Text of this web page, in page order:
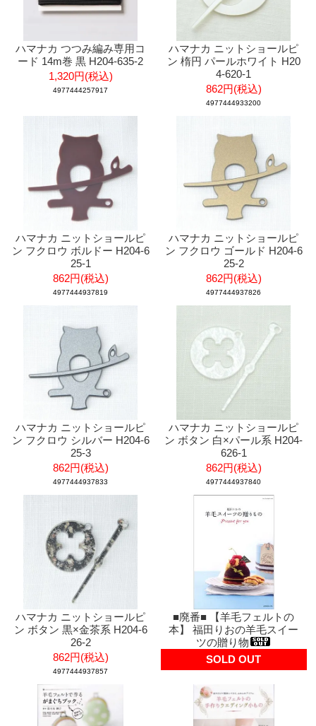
ハマナカ つつみ編み専用コ
ード 14m巻 黒 H204-635-2
1,320円(税込)
4977444257917
ハマナカ ニットショールピ
ン 楕円 パールホワイト H20
4-620-1
862円(税込)
4977444933200
ハマナカ ニットショールピ
ン フクロウ ボルドー H204-6
25-1
862円(税込)
4977444937819
ハマナカ ニットショールピ
ン フクロウ ゴールド H204-6
25-2
862円(税込)
4977444937826
ハマナカ ニットショールピ
ン フクロウ シルバー H204-6
25-3
862円(税込)
4977444937833
ハマナカ ニットショールピ
ン ボタン 白×パール系 H204-
626-1
862円(税込)
4977444937840
ハマナカ ニットショールピ
ン ボタン 黒×金茶系 H204-6
26-2
862円(税込)
4977444937857
■廃番■ 【羊毛フェルトの
本】 福田りおの羊毛スイー
ツの贈り物
SOLD OUT